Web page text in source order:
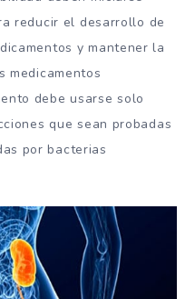
reducir el desarrollo de
y mantener la
medicamentos
debe usarse solo
que sean probadas
por bacterias